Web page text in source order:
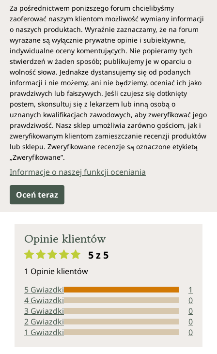
Za pośrednictwem poniższego forum chcielibyśmy
zaoferować naszym klientom możliwość wymiany informacji
o naszych produktach. Wyraźnie zaznaczamy, że na forum
wyrażane są wyłącznie prywatne opinie i subiektywne,
indywidualne oceny komentujących. Nie popieramy tych
stwierdzeń w żaden sposób; publikujemy je w oparciu o
wolność słowa. Jednakże dystansujemy się od podanych
informacji i nie możemy, ani nie będziemy, oceniać ich jako
prawdziwych lub fałszywych. Jeśli czujesz się dotknięty
postem, skonsultuj się z lekarzem lub inną osobą o
uznanych kwalifikacjach zawodowych, aby zweryfikować jego
prawdziwość. Nasz sklep umożliwia zarówno gościom, jak i
zweryfikowanym klientom zamieszczanie recenzji produktów
lub sklepu. Zweryfikowane recenzje są oznaczone etykietą
„Zweryfikowane”.
Informacje o naszej funkcji oceniania
Oceń teraz
Opinie klientów
5 z 5
1 Opinie klientów
5 Gwiazdki
1
4 Gwiazdki
0
3 Gwiazdki
0
2 Gwiazdki
0
1 Gwiazdki
0